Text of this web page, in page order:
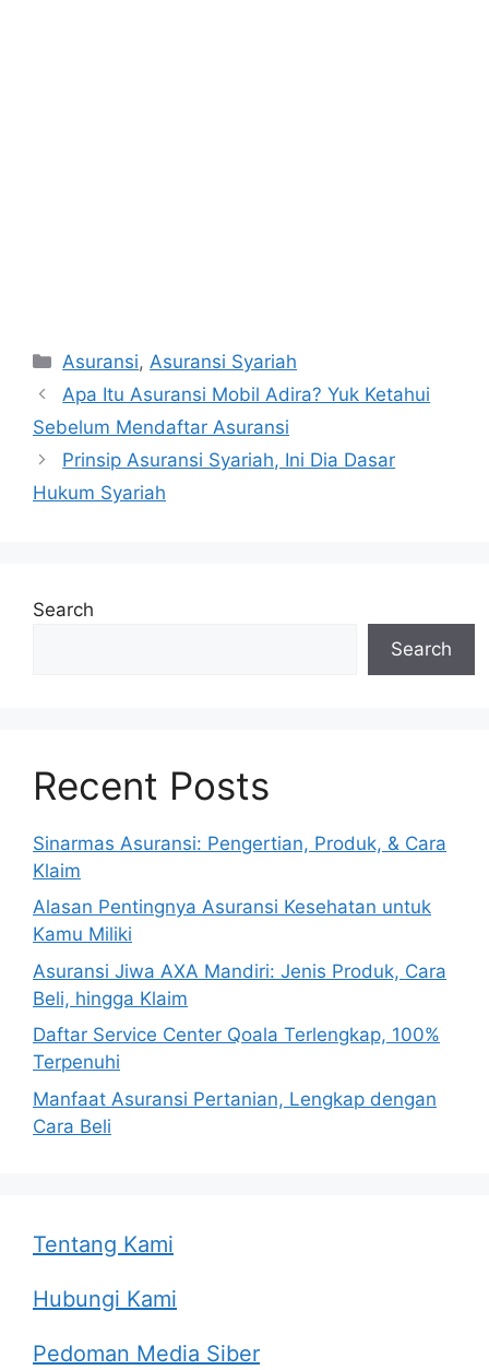
Categories
Asuransi, Asuransi Syariah
Post
navigation
Apa Itu Asuransi Mobil Adira? Yuk Ketahui
Sebelum Mendaftar Asuransi
Prinsip Asuransi Syariah, Ini Dia Dasar
Hukum Syariah
Search
Search
Recent Posts
Sinarmas Asuransi: Pengertian, Produk, & Cara
Klaim
Alasan Pentingnya Asuransi Kesehatan untuk
Kamu Miliki
Asuransi Jiwa AXA Mandiri: Jenis Produk, Cara
Beli, hingga Klaim
Daftar Service Center Qoala Terlengkap, 100%
Terpenuhi
Manfaat Asuransi Pertanian, Lengkap dengan
Cara Beli
Tentang Kami
Hubungi Kami
Pedoman Media Siber